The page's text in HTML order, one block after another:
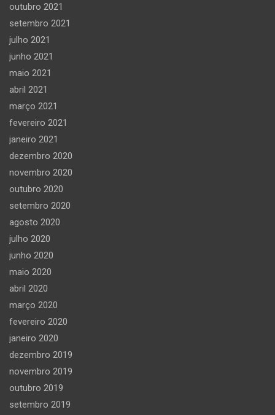
outubro 2021
setembro 2021
julho 2021
junho 2021
maio 2021
abril 2021
março 2021
fevereiro 2021
janeiro 2021
dezembro 2020
novembro 2020
outubro 2020
setembro 2020
agosto 2020
julho 2020
junho 2020
maio 2020
abril 2020
março 2020
fevereiro 2020
janeiro 2020
dezembro 2019
novembro 2019
outubro 2019
setembro 2019